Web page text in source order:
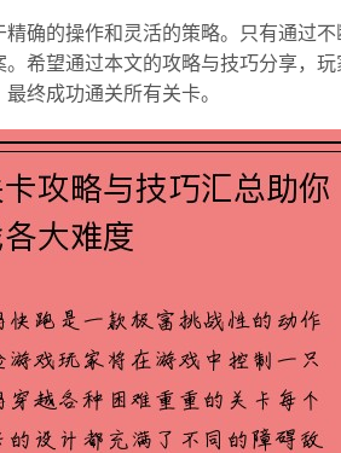
确的操作和灵活的策略。只有通过
希望通过本文的攻略与技巧分享，
终成功通关所有关卡。